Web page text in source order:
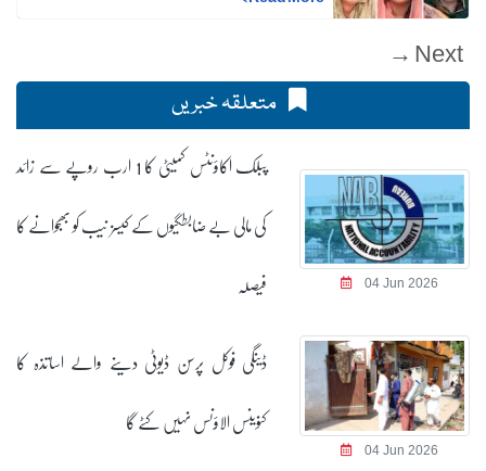
Next →
متعلقہ خبریں
04 Jun 2026
پبلک اکاؤنٹس کمیٹی کا 1 ارب روپے سے زائد
کی مالی بے ضابطگیوں کے کیسز نیب کو بھجوانے کا
فیصلہ
04 Jun 2026
ڈینگی فوکل پرسن ڈیوٹی دینے والے اساتذہ کا
کنوینس الاؤنس نہیں کٹے گا